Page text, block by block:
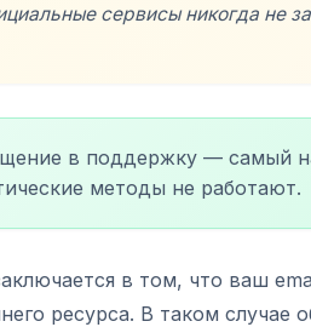
сервисы никогда не
в поддержку — самый
методы не работают.
в том, что ваш
ресурса. В таком